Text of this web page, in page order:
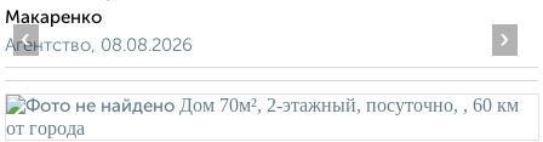
Макаренко
Агентство, 08.08.2026
‹ ›